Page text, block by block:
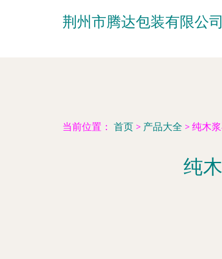
荆州市腾达包装有限公司
当前位置： 首页 > 产品大全 > 纯木
纯